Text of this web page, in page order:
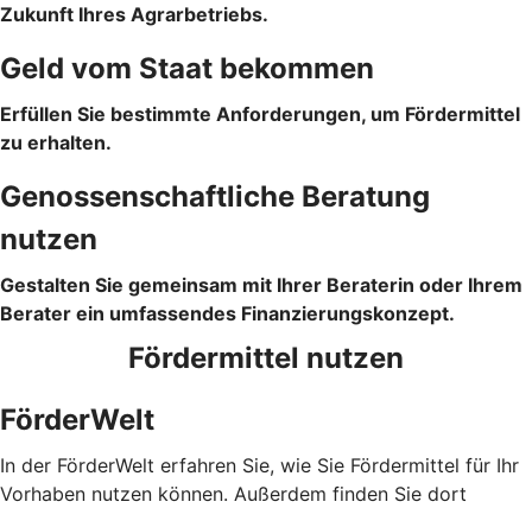
Zukunft Ihres Agrarbetriebs.
Geld vom Staat bekommen
Erfüllen Sie bestimmte Anforderungen, um Fördermittel
zu erhalten.
Genossenschaftliche Beratung
nutzen
Gestalten Sie gemeinsam mit Ihrer Beraterin oder Ihrem
Berater ein umfassendes Finanzierungskonzept.
Fördermittel nutzen
FörderWelt
In der FörderWelt erfahren Sie, wie Sie Fördermittel für Ihr
Vorhaben nutzen können. Außerdem finden Sie dort